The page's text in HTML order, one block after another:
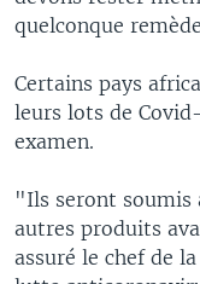
quelconque
Certains pays
leurs lots de
examen.
"Ils seront soumis
autres produits
assuré le chef de